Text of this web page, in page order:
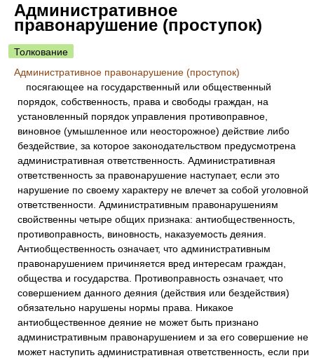
Административное
правонарушение (проступок)
Толкование
Административное правонарушение (проступок)
посягающее на государственный или общественный
порядок, собственность, права и свободы граждан, на
установленный порядок управления противоправное,
виновное (умышленное или неосторожное) действие либо
бездействие, за которое законодательством предусмотрена
административная ответственность. Административная
ответственность за правонарушение наступает, если это
нарушение по своему характеру не влечет за собой уголовной
ответственности. Административным правонарушениям
свойственны четыре общих признака: антиобщественность,
противоправность, виновность, наказуемость деяния.
Антиобщественность означает, что административным
правонарушением причиняется вред интересам граждан,
общества и государства. Противоправность означает, что
совершением данного деяния (действия или бездействия)
обязательно нарушены нормы права. Никакое
антиобщественное деяние не может быть признано
административным правонарушением и за его совершение не
может наступить административная ответственность, если при